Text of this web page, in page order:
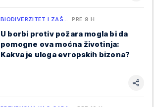
BIODIVERZITET I ZAŠ… PRE 9 H
U borbi protiv požara mogla bi da
pomogne ova moćna životinja:
Kakva je uloga evropskih bizona?